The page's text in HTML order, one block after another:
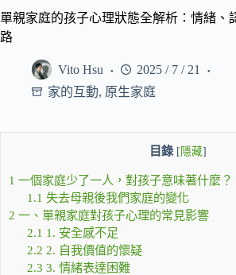
單親家庭的孩子心理狀態全解析：情緒、
路
Vito Hsu
2025 / 7 / 21
家的互動, 原生家庭
目錄 [ 隱藏]
1 一個家庭少了一人，對孩子意味著什麼？
1.1 失去母親後我們家庭的變化
2 一、單親家庭對孩子心理的常見影響
2.1 1. 安全感不足
2.2 2. 自我價值的懷疑
2.3 3. 情緒表達困難